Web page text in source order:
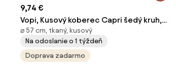
9,74 €
Vopi, Kusový koberec Capri šedý kruh,
57x57 (priemer) kruh, šedá, chodba /
predsieň
⌀ 57 cm, tkaný, kusový
Na odoslanie o 1 týždeň
Doprava zadarmo